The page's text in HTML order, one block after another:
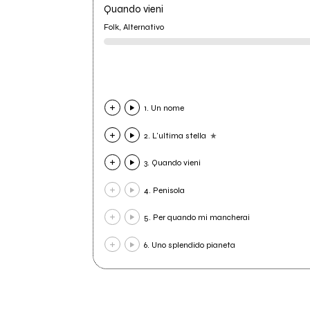
Quando vieni
Folk, Alternativo
1. Un nome
2. L'ultima stella
3. Quando vieni
4. Penisola
5. Per quando mi mancherai
6. Uno splendido pianeta